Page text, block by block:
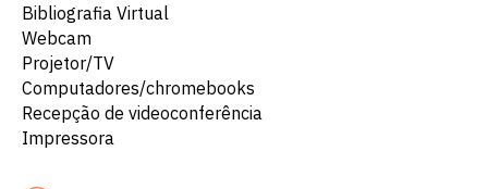
Bibliografia Virtual
Webcam
Projetor/TV
Computadores/chromebooks
Recepção de videoconferência
Impressora